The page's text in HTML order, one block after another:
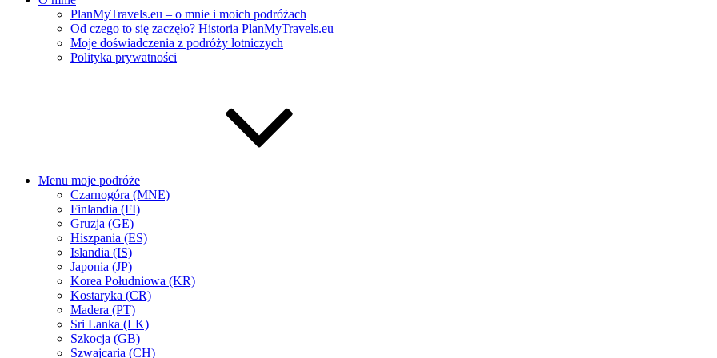
PlanMyTravels.eu – o mnie i moich podróżach
Od czego to się zaczęło? Historia PlanMyTravels.eu
Moje doświadczenia z podróży lotniczych
Polityka prywatności
Menu moje podróże
Czarnogóra (MNE)
Finlandia (FI)
Gruzja (GE)
Hiszpania (ES)
Islandia (IS)
Japonia (JP)
Korea Południowa (KR)
Kostaryka (CR)
Madera (PT)
Sri Lanka (LK)
Szkocja (GB)
Szwajcaria (CH)